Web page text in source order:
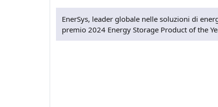
EnerSys, leader globale nelle soluzioni di
premio 2024 Energy Storage Product of the